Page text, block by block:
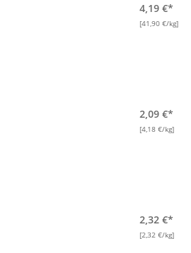
4,19 €*
[41,90 €/kg]
2,09 €*
[4,18 €/kg]
2,32 €*
[2,32 €/kg]